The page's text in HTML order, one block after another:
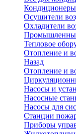
Кондиционеры
Осушители
Охладители
Тепловое
Отопление и
Назад
Отопление и
Насосы и
Насосные
Насосы для
Станции
Приборы